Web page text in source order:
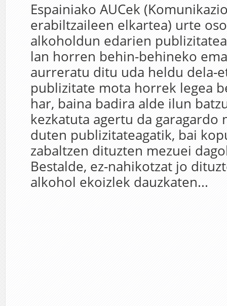
Espainiako AUCek
erabiltzaileen elkartea) urte
alkoholdun edarien
lan horren behin-behineko
aurreratu ditu uda heldu dela-
publizitate mota horrek legea
har, baina badira alde ilun
kezkatuta agertu da garagardo
duten publizitateagatik, bai
zabaltzen dituzten mezuei
Bestalde, ez-nahikotzat jo
alkohol ekoizlek dauzkaten...